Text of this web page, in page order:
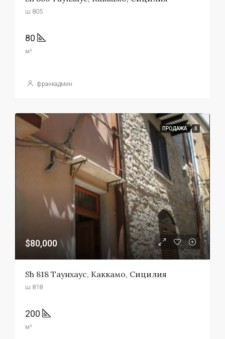
ш 805
80
м²
франкадмин
ПРОДАЖА 0
$80,000
Sh 818 Таунхаус, Каккамо, Сицилия
ш 818
200
м²